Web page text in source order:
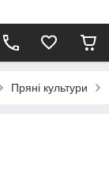
Пряні культури